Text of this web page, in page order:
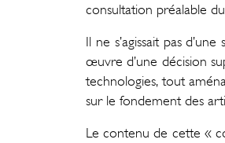
consultation préalable
Il ne s’agissait pas
œuvre d’une décision
technologies, tout
sur le fondement des
Le contenu de cette «